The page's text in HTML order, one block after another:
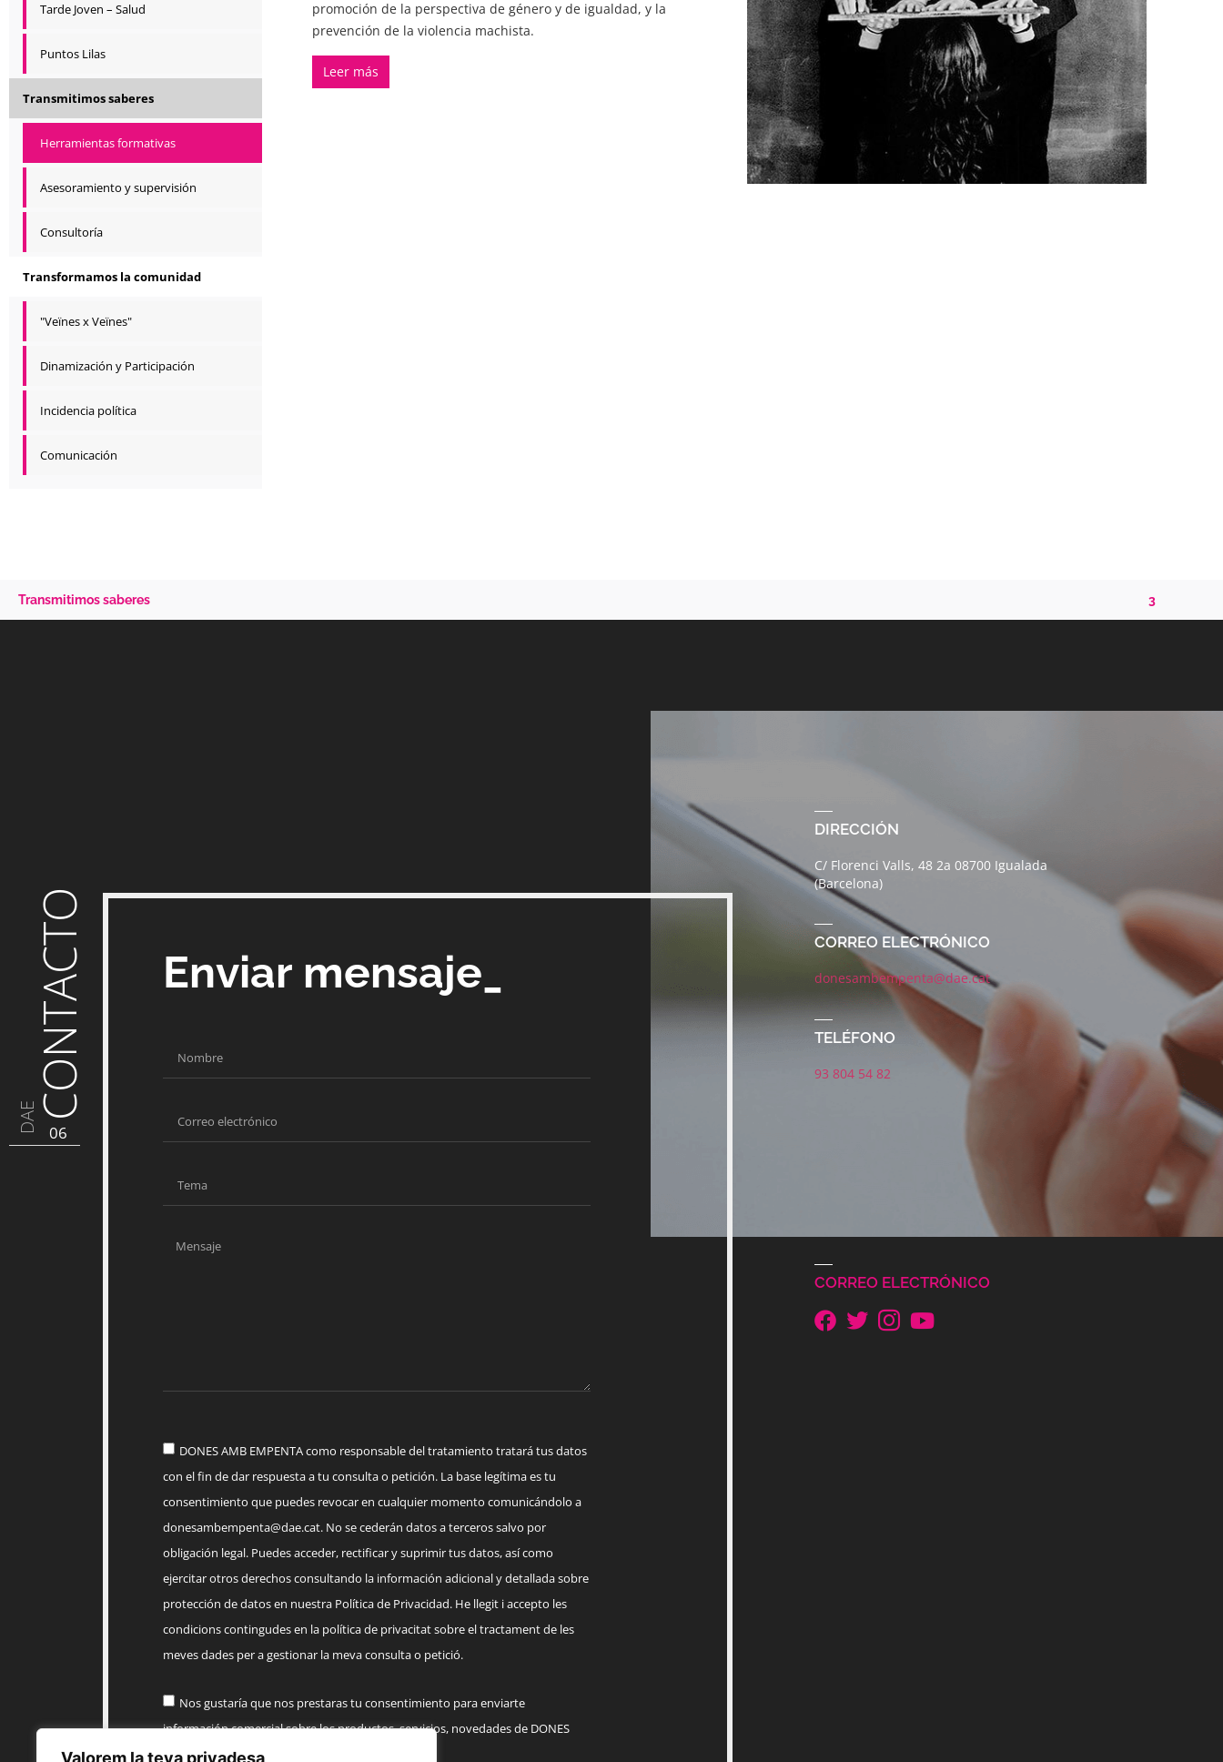
Valorem la teva privadesa
Tarde Joven – Salud
Puntos Lilas
Transmitimos saberes
Herramientas formativas
Asesoramiento y supervisión
Consultoría
Transformamos la comunidad
"Veïnes x Veïnes"
Dinamización y Participación
Incidencia política
Comunicación
promoción de la perspectiva de género y de igualdad, y la
prevención de la violencia machista.
Leer más
Transmitimos saberes 3
DAE CONTACTO
06
Enviar mensaje_
DONES AMB EMPENTA como responsable del tratamiento tratará tus datos
con el fin de dar respuesta a tu consulta o petición. La base legítima es tu
consentimiento que puedes revocar en cualquier momento comunicándolo a
donesambempenta@dae.cat. No se cederán datos a terceros salvo por
obligación legal. Puedes acceder, rectificar y suprimir tus datos, así como
ejercitar otros derechos consultando la información adicional y detallada sobre
protección de datos en nuestra Política de Privacidad. He llegit i accepto les
condicions contingudes en la política de privacitat sobre el tractament de les
meves dades per a gestionar la meva consulta o petició.
Nos gustaría que nos prestaras tu consentimiento para enviarte
información comercial sobre los productos, servicios, novedades de DONES
AMB EMPENTA
DIRECCIÓN
C/ Florenci Valls, 48 2a 08700 Igualada
(Barcelona)
CORREO ELECTRÓNICO
donesambempenta@dae.cat
TELÉFONO
93 804 54 82
CORREO ELECTRÓNICO